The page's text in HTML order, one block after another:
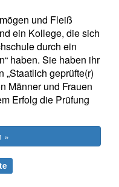
und Fleiß
ein Kollege, die sich
durch ein
haben. Sie haben ihr
„Staatlich geprüfte(r)
Männer und Frauen
Erfolg die Prüfung
»